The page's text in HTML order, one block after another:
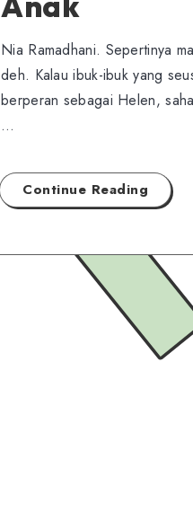
Nia Ramadhani. Sepertinya
deh. Kalau ibuk-ibuk yang
berperan sebagai Helen,
…
Continue Reading